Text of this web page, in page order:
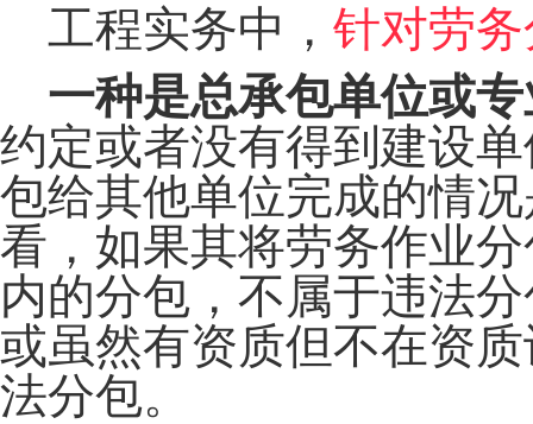
工程实务中， 针对劳
一种是总承包单位或
约定或者没有得到建设
包给其他单位完成的情
看，如果其将劳务作业
内的分包，不属于违法
或虽然有资质但不在资
法分包。